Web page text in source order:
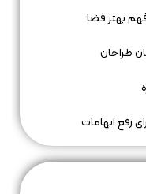
بهتر فضا
طراحان
رفع ابهامات